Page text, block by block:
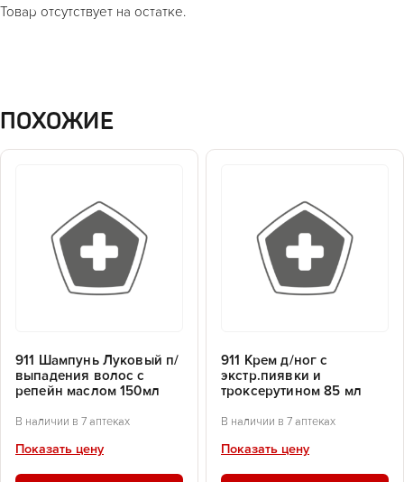
Товар отсутствует на остатке.
ПОХОЖИЕ
911 Шампунь Луковый п/
выпадения волос с
репейн маслом 150мл
В наличии в 7 аптеках
Показать цену
911 Крем д/ног с
экстр.пиявки и
троксерутином 85 мл
В наличии в 7 аптеках
Показать цену